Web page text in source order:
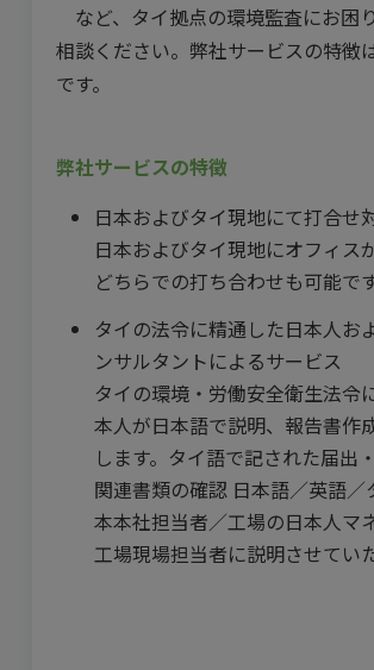
など、タイ拠点の環境監査にお困
相談ください。弊社サービスの特徴
です。
弊社サービスの特徴
日本およびタイ現地にて打合せ
日本およびタイ現地にオフィス
どちらでの打ち合わせも可能です
タイの法令に精通した日本人お
ンサルタントによるサービス
タイの環境・労働安全衛生法令
本人が日本語で説明、報告書作
します。タイ語で記された届出
関連書類の確認 日本語／英語／
本本社担当者／工場の日本人マ
工場現場担当者に説明させてい